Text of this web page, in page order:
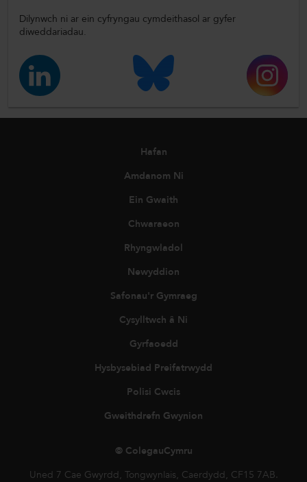
Dilynwch ni ar ein cyfryngau cymdeithasol ar gyfer
diweddariadau.
Hafan
Amdanom Ni
Ein Gwaith
Chwaraeon
Rhyngwladol
Newyddion
Safonau'r Gymraeg
Cysylltwch â Ni
Gyrfaoedd
Hysbysebiad Preifatrwydd
Polisi Cwcis
Gweithdrefn Gwynion
© ColegauCymru
Uned 7 Cae Gwyrdd, Tongwynlais, Caerdydd, CF15 7AB.